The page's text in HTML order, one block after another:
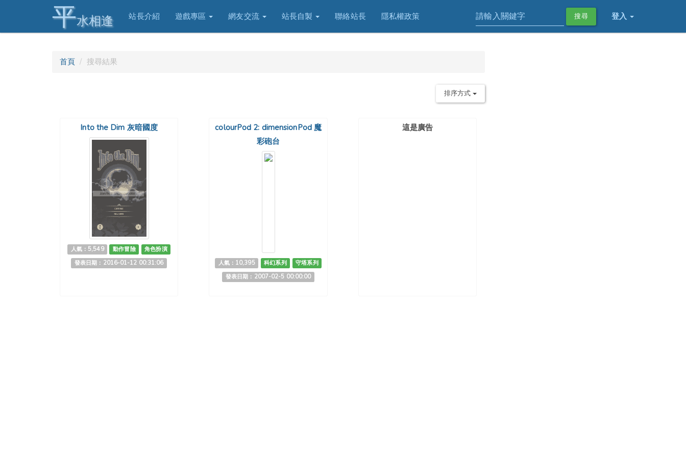
平水相逢 站長介紹 遊戲專區 網友交流 站長自製 聯絡站長 隱私權政策 登入
搜尋
首頁 搜尋結果
排序方式
Into the Dim 灰暗國度
人氣：5,549 動作冒險
角色扮演
發表日期：2016-01-12 00:31:06
colourPod 2: dimensionPod 魔
彩砲台
人氣：10,395 科幻系列
守塔系列
發表日期：2007-02-5 00:00:00
這是廣告